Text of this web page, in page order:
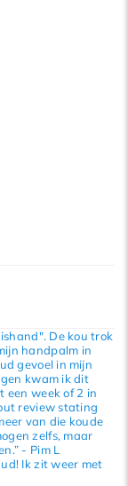
De kou trok
handpalm in
gevoel in mijn
kwam ik dit
een week of 2 in
review stating
van die koude
zelfs, maar
- Pim L
Ik zit weer met